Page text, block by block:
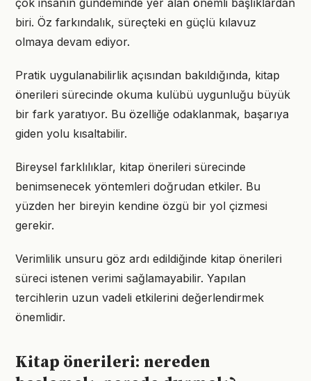
çok insanın gündeminde yer alan önemli başlıklardan
biri. Öz farkındalık, süreçteki en güçlü kılavuz
olmaya devam ediyor.
Pratik uygulanabilirlik açısından bakıldığında, kitap
önerileri sürecinde okuma kulübü uygunluğu büyük
bir fark yaratıyor. Bu özelliğe odaklanmak, başarıya
giden yolu kısaltabilir.
Bireysel farklılıklar, kitap önerileri sürecinde
benimsenecek yöntemleri doğrudan etkiler. Bu
yüzden her bireyin kendine özgü bir yol çizmesi
gerekir.
Verimlilik unsuru göz ardı edildiğinde kitap önerileri
süreci istenen verimi sağlamayabilir. Yapılan
tercihlerin uzun vadeli etkilerini değerlendirmek
önemlidir.
Kitap önerileri: nereden